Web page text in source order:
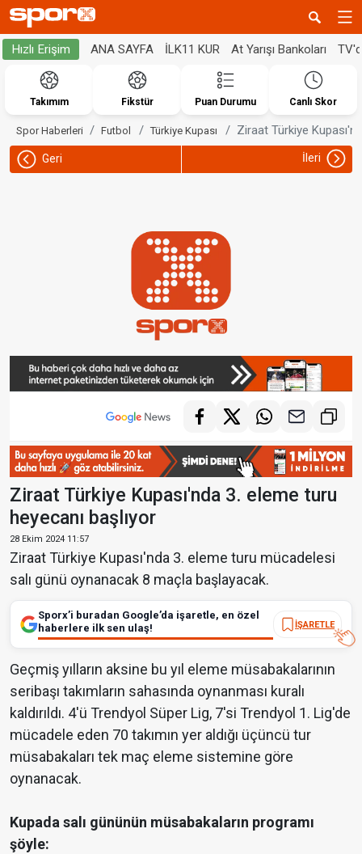
Hızlı Erişim ANA SAYFA İLK11 KUR At Yarışı Bankoları
Takımım Fikstür Puan Durumu Canlı Skor
Spor Haberleri Futbol Türkiye Kupası Ziraat Türkiye
Geri İleri
Ziraat Türkiye Kupası'nda 3. eleme turu
heyecanı başlıyor
28 Ekim 2024 11:57
Ziraat Türkiye Kupası'nda 3. eleme turu mücadelesi
salı günü oynanacak 8 maçla başlayacak.
Sporx’i buradan Google’da işaretle, en özel
haberlere ilk sen ulaş!
İŞARETLE
Geçmiş yılların aksine bu yıl eleme müsabakalarının
seribaşı takımların sahasında oynanması kuralı
kaldırıldı. 4'ü Trendyol Süper Lig, 7'si Trendyol 1. Lig'de
mücadele eden 70 takımın yer aldığı üçüncü tur
müsabakaları tek maç eleme sistemine göre
oynanacak.
Kupada salı gününün müsabakaların programı
şöyle: